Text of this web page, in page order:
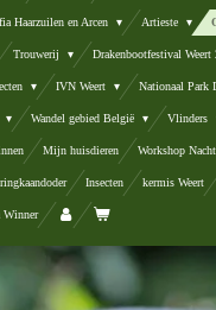
Haarzuilen en Arcen Artieste
Trouwerij Drakenbootfestival Weert
IVN Weert Nationaal Park
Wandel gebied België Vlinders
Mijn huisdieren Workshop
Insecten kermis Weert
Winner